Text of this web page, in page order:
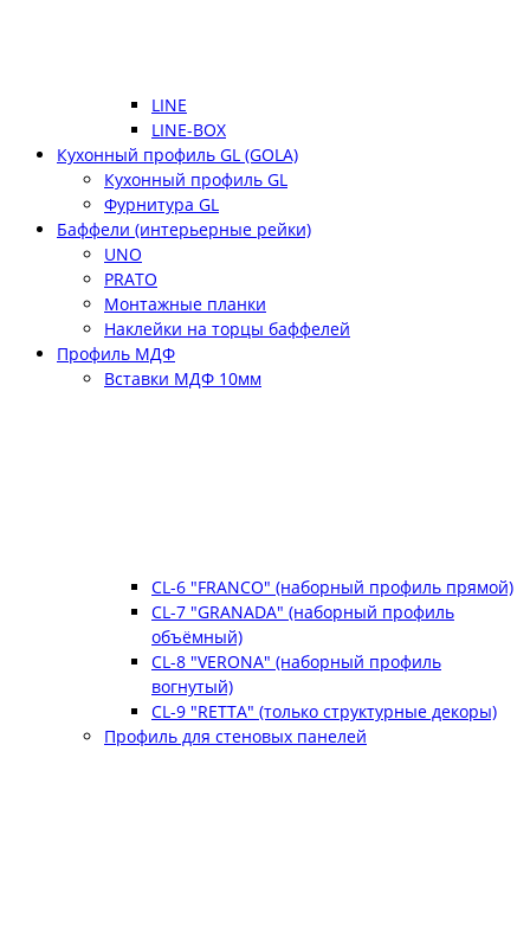
LINE
LINE-BOX
Кухонный профиль GL (GOLA)
Кухонный профиль GL
Фурнитура GL
Баффели (интерьерные рейки)
UNO
PRATO
Монтажные планки
Наклейки на торцы баффелей
Профиль МДФ
Вставки МДФ 10мм
CL-6 "FRANCO" (наборный профиль прямой)
CL-7 "GRANADA" (наборный профиль
объёмный)
CL-8 "VERONA" (наборный профиль
вогнутый)
CL-9 "RETTA" (только структурные декоры)
Профиль для стеновых панелей